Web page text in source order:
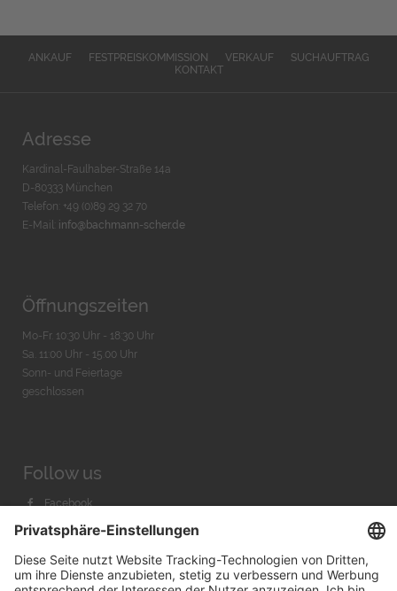
ANKAUF FESTPREISKOMMISSION VERKAUF
SUCHAUFTRAG
KONTAKT
Adresse
Kardinal-Faulhaber-Straße 14a
D-80333 München
Telefon: +49 (0)89 29 32 70
E-Mail: info@bachmann-scher.de
Öffnungszeiten
Mo-Fr. 10:30 Uhr - 18:30 Uhr
Sa. 11:00 Uhr - 15.00 Uhr
Sonn- und Feiertage
geschlossen
Follow us
Facebook
Instagram
Youtube